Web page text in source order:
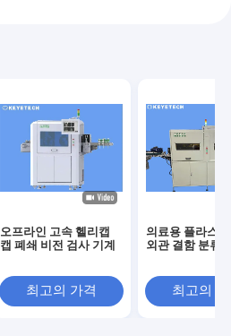
오프라인 고속 헬리캡
캡 폐쇄 비전 검사 기계
최고의 가격
의료용 플라스
외관 결함 분류
최고의